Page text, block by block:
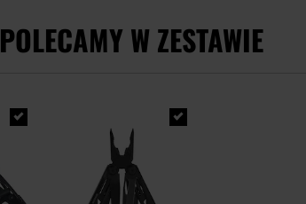
POLECAMY W ZESTAWIE